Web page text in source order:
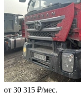
от 30 315 ₽/мес.